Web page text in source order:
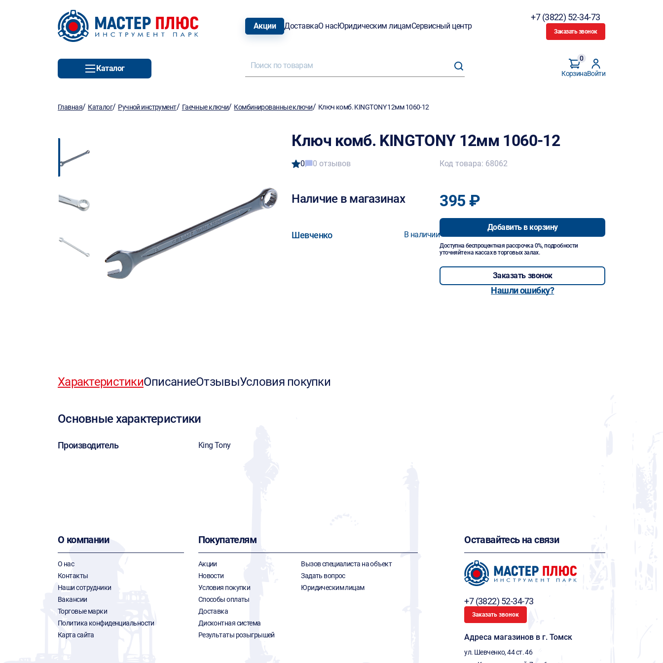
Акции ДоставкаО насЮридическим лицамСервисный центр
+7 (3822) 52-34-73
Заказать звонок
Каталог
Корзина
0
Войти
Главная/ Каталог/ Ручной инструмент/ Гаечные ключи/ Комбинированные ключи/ Ключ комб. KINGTONY 12мм 1060-12
Ключ комб. KINGTONY 12мм 1060-12
0 0 отзывов
Наличие в магазинах
Шевченко В наличии
Код товара: 68062
395 ₽
Добавить в корзину
Доступна беспроцентная рассрочка 0%, подробности
уточняйте на кассах в торговых залах.
Заказать звонок
Нашли ошибку?
ХарактеристикиОписаниеОтзывыУсловия покупки
Основные характеристики
Производитель King Tony
О компании
О нас
Контакты
Наши сотрудники
Вакансии
Торговые марки
Политика конфиденциальности
Карта сайта
Покупателям
Акции
Новости
Условия покупки
Способы оплаты
Доставка
Дисконтная система
Результаты розыгрышей
Вызов специалиста на объект
Задать вопрос
Юридическим лицам
Оставайтесь на связи
+7 (3822) 52-34-73
Заказать звонок
Адреса магазинов в г. Томск
ул. Шевченко, 44 ст. 46